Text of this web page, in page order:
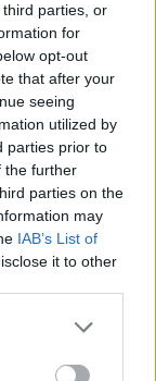
parties, or
for
opt-out
that after your
seeing
utilized by
parties prior to
the further
parties on the
may
IAB’s List of
it to other
more Google
may click to
το
η Αλίκη